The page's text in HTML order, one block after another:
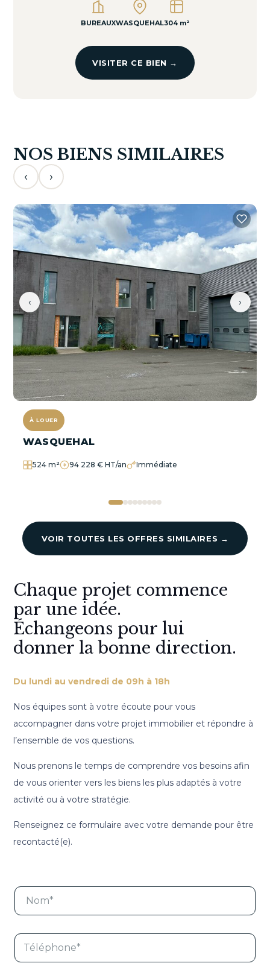
BUREAUXWASQUEHAL304 m²
VISITER CE BIEN →
NOS BIENS SIMILAIRES
‹ ›
‹ ›
À LOUER
WASQUEHAL
524 m² 94 228 € HT/an Immédiate
VOIR TOUTES LES OFFRES SIMILAIRES →
Chaque projet commence
par une idée.
Échangeons pour lui
donner la bonne direction.
Du lundi au vendredi de 09h à 18h
Nos équipes sont à votre écoute pour vous
accompagner dans votre projet immobilier et répondre à
l’ensemble de vos questions.
Nous prenons le temps de comprendre vos besoins afin
de vous orienter vers les biens les plus adaptés à votre
activité ou à votre stratégie.
Renseignez ce formulaire avec votre demande pour être
recontacté(e).
N
m
T
l